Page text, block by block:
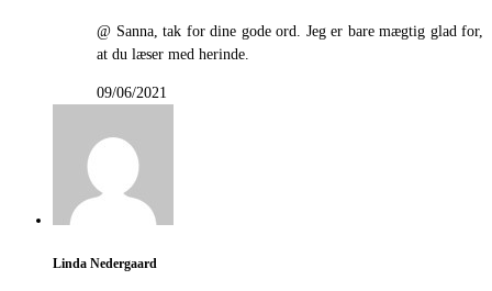
@ Sanna, tak for dine gode ord. Jeg er bare mægtig glad for,
at du læser med herinde.
09/06/2021
Linda Nedergaard